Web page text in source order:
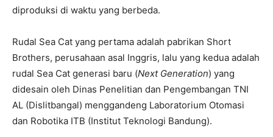
diproduksi di waktu yang berbeda.
Rudal Sea Cat yang pertama adalah pabrikan Short
Brothers, perusahaan asal Inggris, lalu yang kedua adalah
rudal Sea Cat generasi baru (Next Generation) yang
didesain oleh Dinas Penelitian dan Pengembangan TNI
AL (Dislitbangal) menggandeng Laboratorium Otomasi
dan Robotika ITB (Institut Teknologi Bandung).